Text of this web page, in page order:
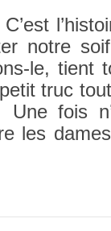
notre
le, tient
truc
fois
les